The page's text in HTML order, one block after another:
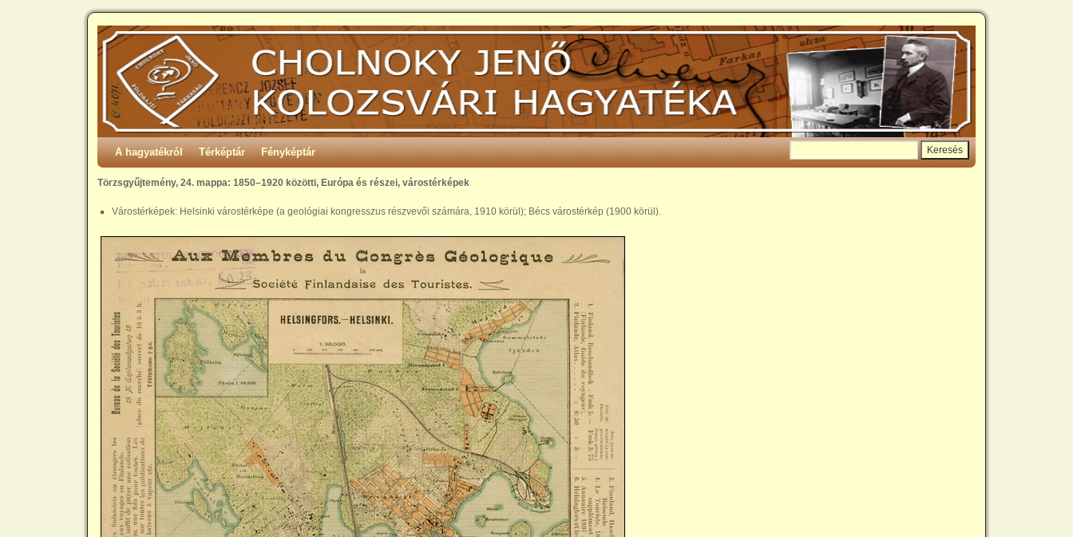
A hagyatékról Térképtár Fényképtár
Törzsgyűjtemény, 24. mappa: 1850–1920 közötti, Európa és részei, várostérképek
Várostérképek: Helsinki várostérképe (a geológiai kongresszus részvevői számára, 1910 körül); Bécs várostérkép (1900 körül).